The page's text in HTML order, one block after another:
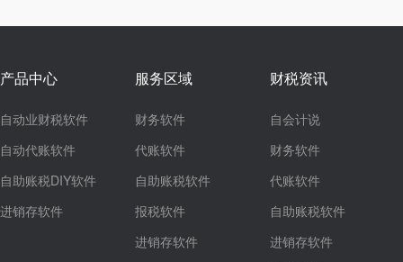
产品中心
自动业财税软件
自动代账软件
自助账税DIY软件
进销存软件
服务区域
财务软件
代账软件
自助账税软件
报税软件
进销存软件
财税资讯
自会计说
财务软件
代账软件
自助账税软件
进销存软件